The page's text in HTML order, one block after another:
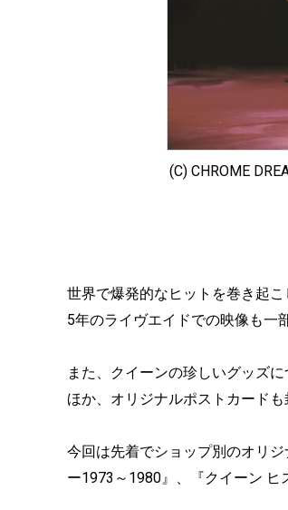
(C) CHROME
世界で爆発的なヒットを巻き起
5年のライヴエイドでの映像も一
また、クイーンの珍しいグッズ
ほか、オリジナルポストカードも
今回は先着でショップ別のオリ
ー1973～1980』、『クイーン ヒ